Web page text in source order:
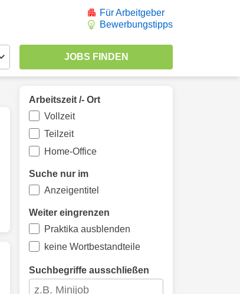
Für Arbeitgeber
Bewerbungstipps
Arbeitszeit /- Ort
Vollzeit
Teilzeit
Home-Office
Suche nur im
Anzeigentitel
Weiter eingrenzen
Praktika ausblenden
keine Wortbestandteile
Suchbegriffe ausschließen